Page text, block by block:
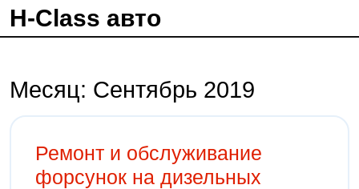
H-Class авто
Месяц: Сентябрь 2019
Ремонт и обслуживание
форсунок на дизельных